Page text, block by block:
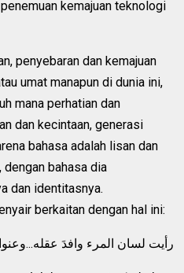
kemajuan teknologi
penyebaran dan kemajuan
umat manapun di dunia ini,
mana perhatian dan
dan kecintaan, generasi
bahasa adalah lisan dan
bahasa dia
dan identitasnya.
berkaitan dengan hal ini:
رأيت لسان المرء وافدَ